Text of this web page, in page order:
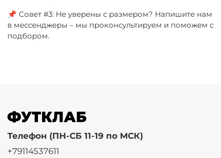
📌 Совет #3: Не уверены с размером? Напишите нам
в мессенджеры – мы проконсультируем и поможем с
подбором.
Телефон (ПН-СБ 11-19 по МСК)
+79114537611